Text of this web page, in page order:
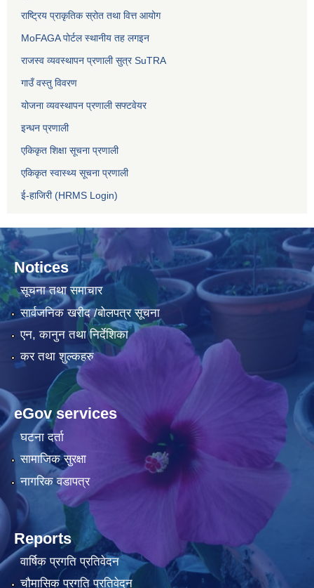
राष्ट्रिय प्राकृतिक स्रोत तथा वित्त आयोग
MoFAGA पोर्टल स्थानीय तह लगइन
राजस्व व्यवस्थापन प्रणाली सुत्र SuTRA
गाउँ वस्तु विवरण
योजना व्यवस्थापन प्रणाली सफ्टवेयर
इन्धन प्रणाली
एकिकृत शिक्षा सूचना प्रणाली
एकिकृत स्वास्थ्य सूचना प्रणाली
ई-हाजिरी (HRMS Login)
Notices
सूचना तथा समाचार
सार्वजनिक खरीद /बोलपत्र सूचना
एन, कानुन तथा निर्देशिका
कर तथा शुल्कहरु
eGov services
घटना दर्ता
सामाजिक सुरक्षा
नागरिक वडापत्र
Reports
वार्षिक प्रगति प्रतिवेदन
चौमासिक प्रगति प्रतिवेदन